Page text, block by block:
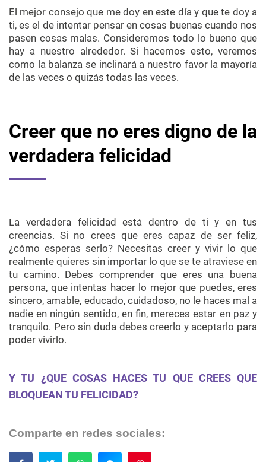
El mejor consejo que me doy en este día y que te doy a
ti, es el de intentar pensar en cosas buenas cuando nos
pasen cosas malas. Consideremos todo lo bueno que
hay a nuestro alrededor. Si hacemos esto, veremos
como la balanza se inclinará a nuestro favor la mayoría
de las veces o quizás todas las veces.
Creer que no eres digno de la
verdadera felicidad
La verdadera felicidad está dentro de ti y en tus
creencias. Si no crees que eres capaz de ser feliz,
¿cómo esperas serlo? Necesitas creer y vivir lo que
realmente quieres sin importar lo que se te atraviese en
tu camino. Debes comprender que eres una buena
persona, que intentas hacer lo mejor que puedes, eres
sincero, amable, educado, cuidadoso, no le haces mal a
nadie en ningún sentido, en fin, mereces estar en paz y
tranquilo. Pero sin duda debes creerlo y aceptarlo para
poder vivirlo.
Y TU ¿QUE COSAS HACES TU QUE CREES QUE
BLOQUEAN TU FELICIDAD?
Comparte en redes sociales: